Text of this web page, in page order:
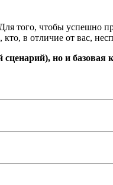
того, чтобы успешно
в отличие от вас,
но и базовая